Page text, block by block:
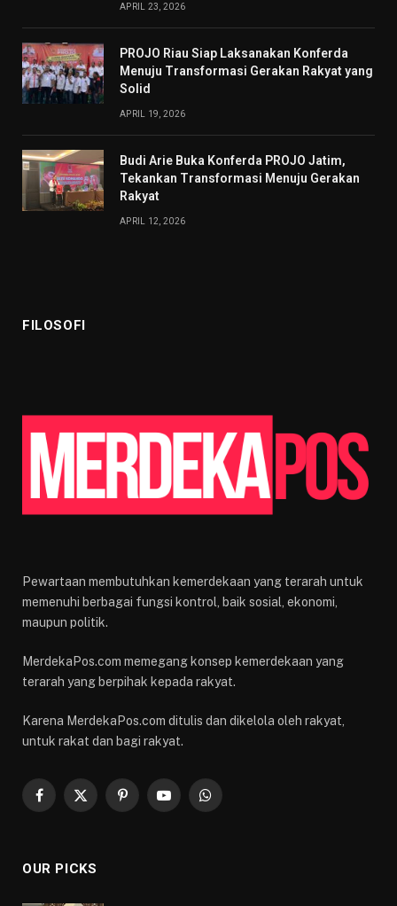
APRIL 23, 2026
PROJO Riau Siap Laksanakan Konferda
Menuju Transformasi Gerakan Rakyat yang
Solid
APRIL 19, 2026
Budi Arie Buka Konferda PROJO Jatim,
Tekankan Transformasi Menuju Gerakan
Rakyat
APRIL 12, 2026
FILOSOFI
Pewartaan membutuhkan kemerdekaan yang terarah untuk
memenuhi berbagai fungsi kontrol, baik sosial, ekonomi,
maupun politik.
MerdekaPos.com memegang konsep kemerdekaan yang
terarah yang berpihak kepada rakyat.
Karena MerdekaPos.com ditulis dan dikelola oleh rakyat,
untuk rakat dan bagi rakyat.
Facebook
X
PinterestYouTubeWhatsApp
OUR PICKS